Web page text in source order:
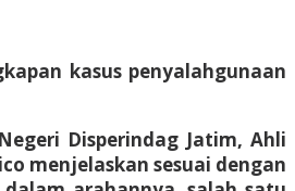
kasus penyalahgunaan
Disperindag Jatim, Ahli
menjelaskan sesuai dengan